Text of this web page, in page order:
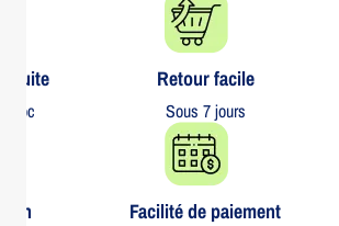
Retour facile​
Sous 7 jours
an Facilité de paiement